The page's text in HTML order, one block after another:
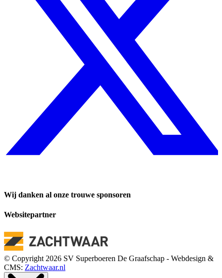
Wij danken al onze trouwe sponsoren
Websitepartner
© Copyright 2026 SV Superboeren De Graafschap - Webdesign &
CMS: Zachtwaar.nl